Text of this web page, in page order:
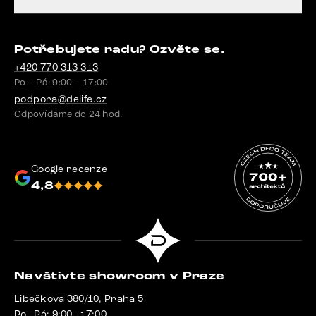
Potřebujete radu? Ozvěte se.
+420 770 313 313
Po – Pá: 9:00 – 17:00
podpora@delife.cz
Odpovídáme do 24 hod.
Google recenze
4,8
Navštivte showroom v Praze
Libečkova 380/10, Praha 5